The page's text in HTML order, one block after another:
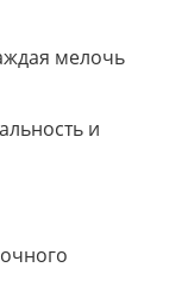
мелочь
и